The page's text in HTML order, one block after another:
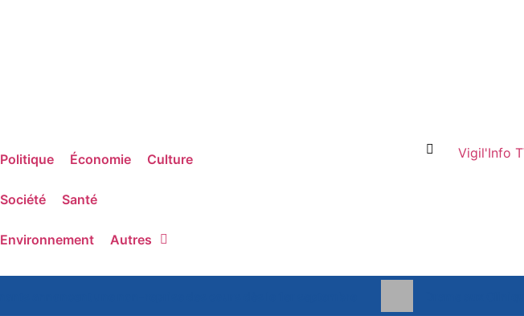
Politique Économie Culture
Société Santé
Environnement Autres
Vigil'Info